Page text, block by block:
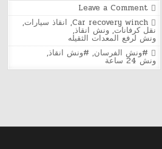
Leave a Comment
on
خدمة
ونش
احترافية
في
التجمع
الخامس
أنواع
Posted
in
Car recovery winch
, انقاذ سيارات,
نقل كرفانات, ونش انقاذ,
ونش لرفع المعدات الثقيله
Tagged
#ونش الفرسان, #ونش انقاذ,
ونش 24 ساعة